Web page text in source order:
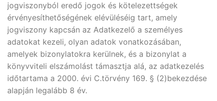
jogviszonyból eredő jogok és kötelezettségek
érvényesíthetőségének elévüléséig tart, amely
jogviszony kapcsán az Adatkezelő a személyes
adatokat kezeli, olyan adatok vonatkozásában,
amelyek bizonylatokra kerülnek, és a bizonylat a
könyvviteli elszámolást támasztja alá, az adatkezelés
időtartama a 2000. évi C.törvény 169. § (2)bekezdése
alapján legalább 8 év.